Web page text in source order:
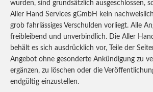
wurden, sind grundsätzlich ausgeschlossen,
Aller Hand Services gGmbH kein
grob fahrlässiges Verschulden vorliegt. Alle
freibleibend und unverbindlich. Die Aller
behält es sich ausdrücklich vor, Teile der
Angebot ohne gesonderte Ankündigung zu
ergänzen, zu löschen oder die
endgültig einzustellen.